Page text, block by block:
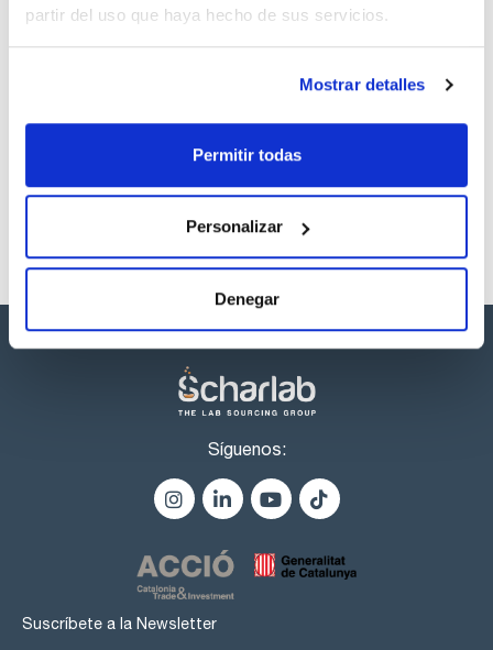
partir del uso que haya hecho de sus servicios.
Mostrar detalles
Permitir todas
Personalizar
Denegar
Regístrate para
productos marca Scharlau habitualmente en stock,
Síguenos:
Suscríbete a la Newsletter